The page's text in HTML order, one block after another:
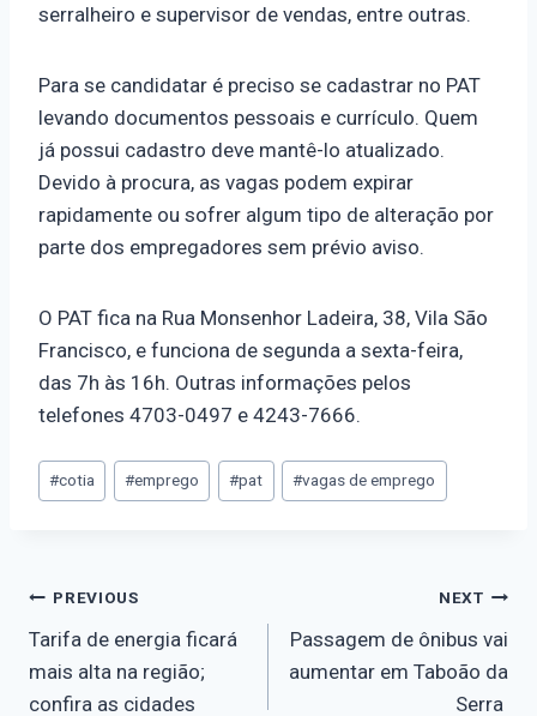
serralheiro e supervisor de vendas, entre outras.
Para se candidatar é preciso se cadastrar no PAT
levando documentos pessoais e currículo. Quem
já possui cadastro deve mantê-lo atualizado.
Devido à procura, as vagas podem expirar
rapidamente ou sofrer algum tipo de alteração por
parte dos empregadores sem prévio aviso.
O PAT fica na Rua Monsenhor Ladeira, 38, Vila São
Francisco, e funciona de segunda a sexta-feira,
das 7h às 16h. Outras informações pelos
telefones 4703-0497 e 4243-7666.
#cotia #emprego #pat #vagas de emprego
PREVIOUS
Tarifa de energia ficará
mais alta na região;
confira as cidades
NEXT
Passagem de ônibus vai
aumentar em Taboão da
Serra